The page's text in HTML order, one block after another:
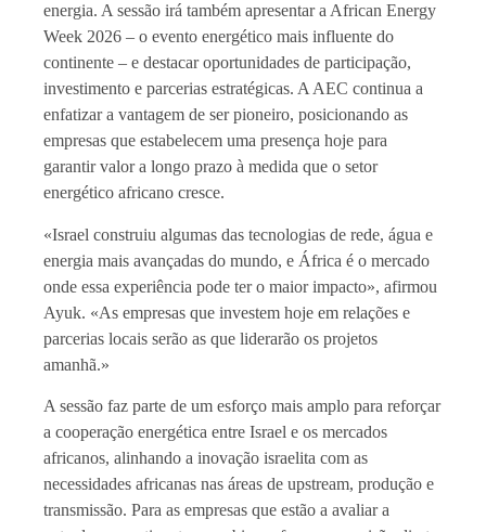
energia. A sessão irá também apresentar a African Energy
Week 2026 – o evento energético mais influente do
continente – e destacar oportunidades de participação,
investimento e parcerias estratégicas. A AEC continua a
enfatizar a vantagem de ser pioneiro, posicionando as
empresas que estabelecem uma presença hoje para
garantir valor a longo prazo à medida que o setor
energético africano cresce.
«Israel construiu algumas das tecnologias de rede, água e
energia mais avançadas do mundo, e África é o mercado
onde essa experiência pode ter o maior impacto», afirmou
Ayuk. «As empresas que investem hoje em relações e
parcerias locais serão as que liderarão os projetos
amanhã.»
A sessão faz parte de um esforço mais amplo para reforçar
a cooperação energética entre Israel e os mercados
africanos, alinhando a inovação israelita com as
necessidades africanas nas áreas de upstream, produção e
transmissão. Para as empresas que estão a avaliar a